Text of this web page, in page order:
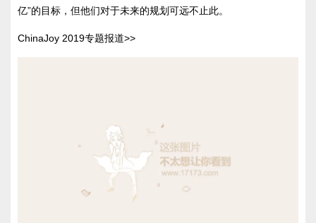
亿”的目标，但他们对于未来的规划可远不止此。
ChinaJoy 2019专题报道>>